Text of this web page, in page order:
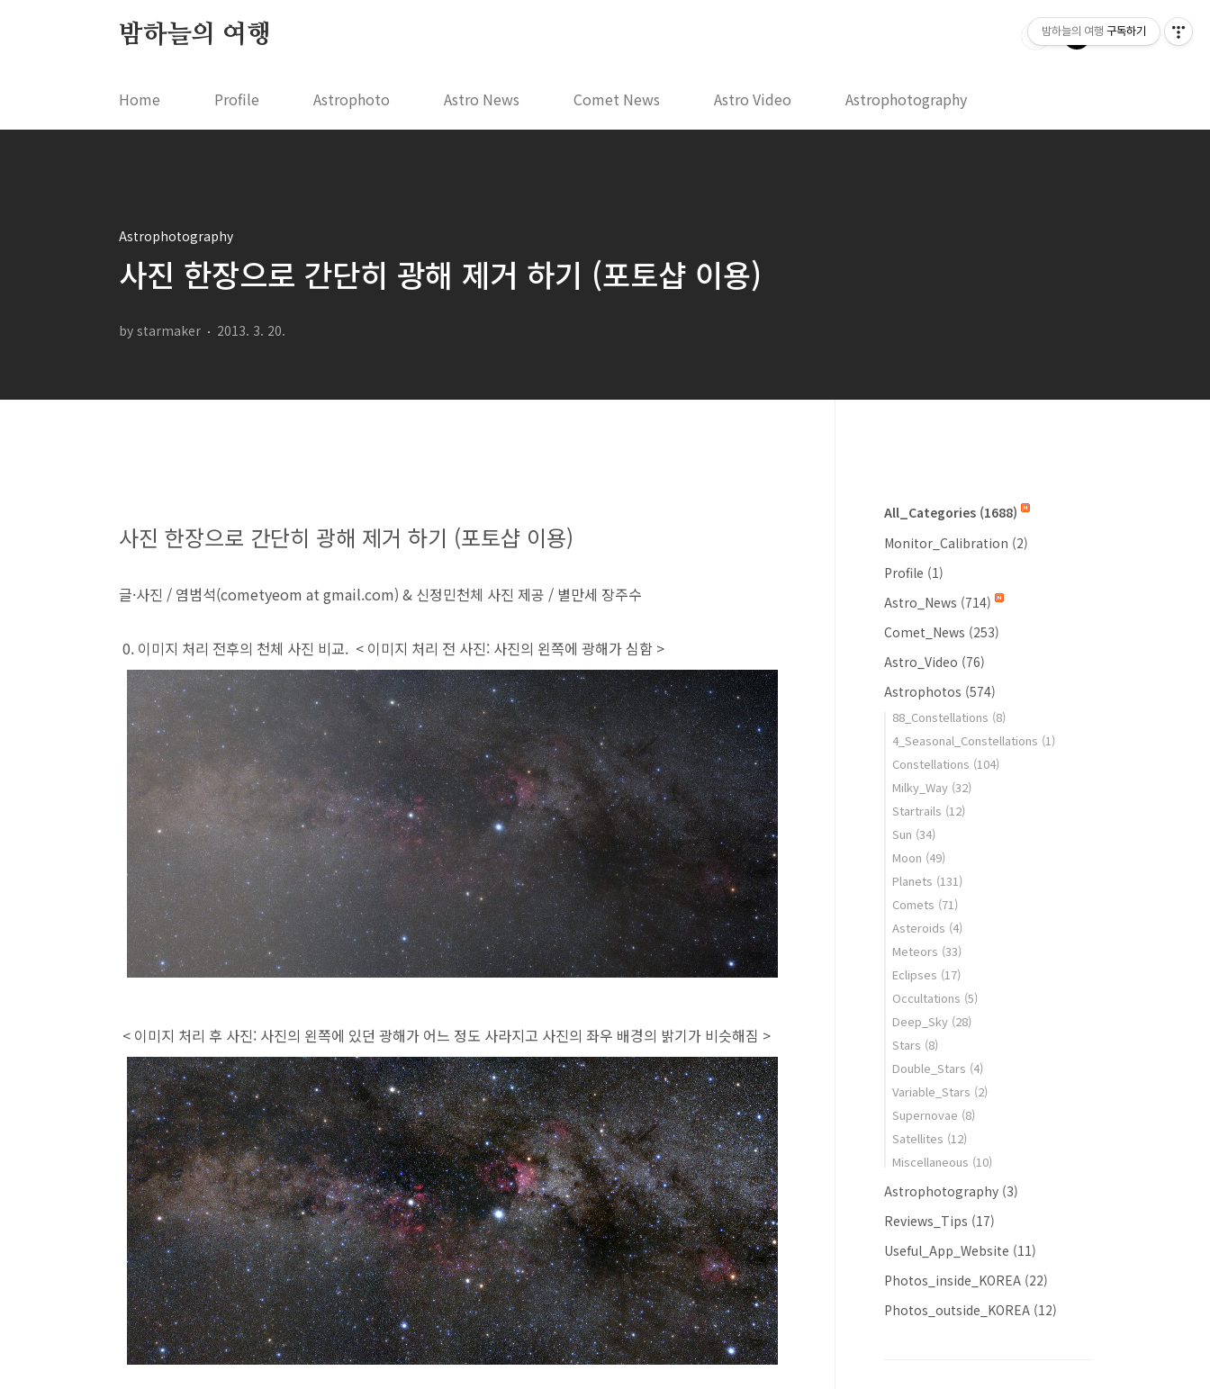
밤하늘의 여행
Home Profile Astrophoto Astro News Comet News Astro Video Astrophotography
Astrophotography
사진 한장으로 간단히 광해 제거 하기 (포토샵 이용)
by starmaker 2013. 3. 20.
사진 한장으로 간단히 광해 제거 하기 (포토샵 이용)
글·사진 / 염범석(cometyeom at gmail.com) & 신정민천체 사진 제공 / 별만세 장주수
0. 이미지 처리 전후의 천체 사진 비교. < 이미지 처리 전 사진: 사진의 왼쪽에 광해가 심함 >
< 이미지 처리 후 사진: 사진의 왼쪽에 있던 광해가 어느 정도 사라지고 사진의 좌우 배경의 밝기가 비슷해짐 >
All_Categories (1688)
Monitor_Calibration (2)
Profile (1)
Astro_News (714)
Comet_News (253)
Astro_Video (76)
Astrophotos (574)
88_Constellations (8)
4_Seasonal_Constellations (1)
Constellations (104)
Milky_Way (32)
Startrails (12)
Sun (34)
Moon (49)
Planets (131)
Comets (71)
Asteroids (4)
Meteors (33)
Eclipses (17)
Occultations (5)
Deep_Sky (28)
Stars (8)
Double_Stars (4)
Variable_Stars (2)
Supernovae (8)
Satellites (12)
Miscellaneous (10)
Astrophotography (3)
Reviews_Tips (17)
Useful_App_Website (11)
Photos_inside_KOREA (22)
Photos_outside_KOREA (12)
밤하늘의 여행 구독하기